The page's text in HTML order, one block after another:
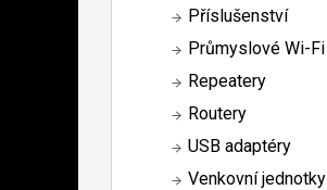
Příslušenství
Průmyslové Wi-Fi
Repeatery
Routery
USB adaptéry
Venkovní jednotky